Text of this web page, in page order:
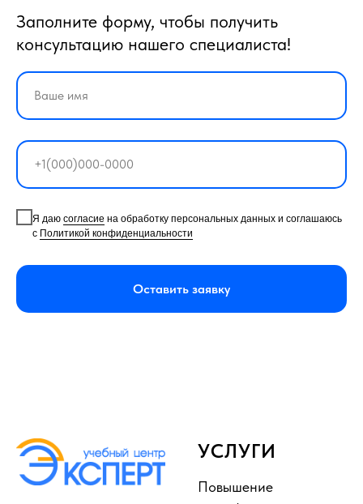
Заполните форму, чтобы получить
консультацию нашего специалиста!
Я даю согласие на обработку персональных данных и соглашаюсь
с Политикой конфиденциальности
Оставить заявку
УСЛУГИ
Повышение